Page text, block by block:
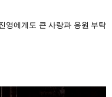
영에게도 큰 사랑과 응원 부탁